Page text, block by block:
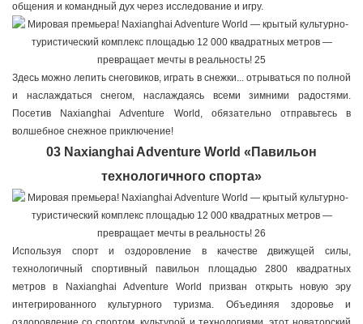
общения и командный дух через исследование и игру.
Здесь можно лепить снеговиков, играть в снежки... отрываться по полной
и наслаждаться снегом, наслаждаясь всеми зимними радостями.
Посетив Naxianghai Adventure World, обязательно отправьтесь в
волшебное снежное приключение!
03 Naxianghai Adventure World «Павильон
технологичного спорта»
Используя спорт и оздоровление в качестве движущей силы,
технологичный спортивный павильон площадью 2800 квадратных
метров в Naxianghai Adventure World призван открыть новую эру
интегрированного культурного туризма. Объединяя здоровье и